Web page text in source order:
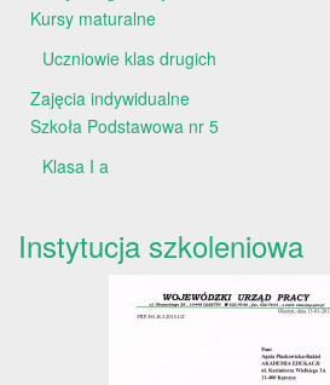
Kursy maturalne
Uczniowie klas drugich
Zajęcia indywidualne
Szkoła Podstawowa nr 5
Klasa I a
Instytucja szkoleniowa